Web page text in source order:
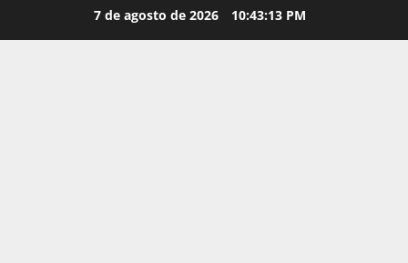
7 de agosto de 2026 10:43:15 PM